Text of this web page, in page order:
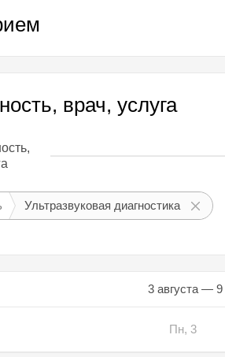
врач, услуга
Ультразвуковая диагностика
3 августа — 9
Пн, 3